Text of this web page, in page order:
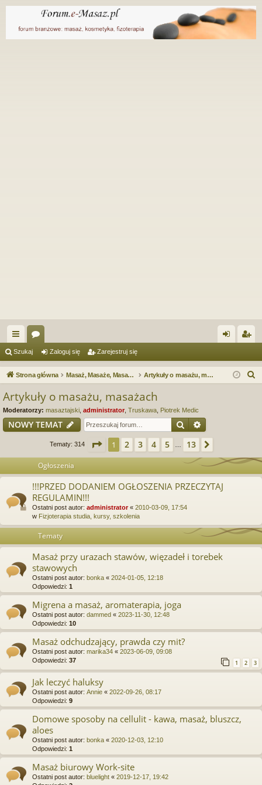
ię
ce
or
a og ej
ę
Szukaj Zaloguj się Zarejestruj się
Strona główna Masaż, Masaże, Masażyści. Forum serwisu e-Masaz.pl Artykuły o masażu, masażach
Artykuły o masażu, masażach
Moderatorzy: masaztajski administrator Truskawa Piotrek Medic
NOWY TEMAT SzukajWyszukiwanie
Tematy: 314 Strona z 13
1 2 3 4 5 13
Ogłoszenia
!!!PRZED DODANIEM OGŁOSZENIA PRZECZYTAJ
REGULAMIN!!!
Ostatni post autor: administrator« 2010-03-09, 17:54
w Fizjoterapia studia, kursy, szkolenia
Tematy
Masaż przy urazach stawów, więzadeł i torebek
stawowych
Ostatni post autor: bonka « 2024-01-05, 12:18
Odpowiedzi: 1
Migrena a masaż, aromaterapia, joga
Ostatni post autor: dammed « 2023-11-30, 12:48
Odpowiedzi: 10
Masaż odchudzający, prawda czy mit?
Ostatni post autor: marika34 « 2023-06-09, 09:08
Odpowiedzi: 37 1 2 3
Jak leczyć haluksy
Ostatni post autor: Annie « 2022-09-26, 08:17
Odpowiedzi: 9
Domowe sposoby na cellulit - kawa, masaż, bluszcz,
aloes
Ostatni post autor: bonka « 2020-12-03, 12:10
Odpowiedzi: 1
Masaż biurowy Work-site
Ostatni post autor: bluelight « 2019-12-17, 19:42